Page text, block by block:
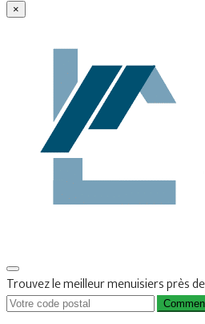
×
Trouvez le meilleur menuisiers près